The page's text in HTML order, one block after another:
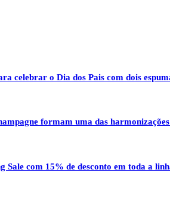
celebrar o Dia dos Pais com dois
formam uma das
com 15% de desconto em toda a